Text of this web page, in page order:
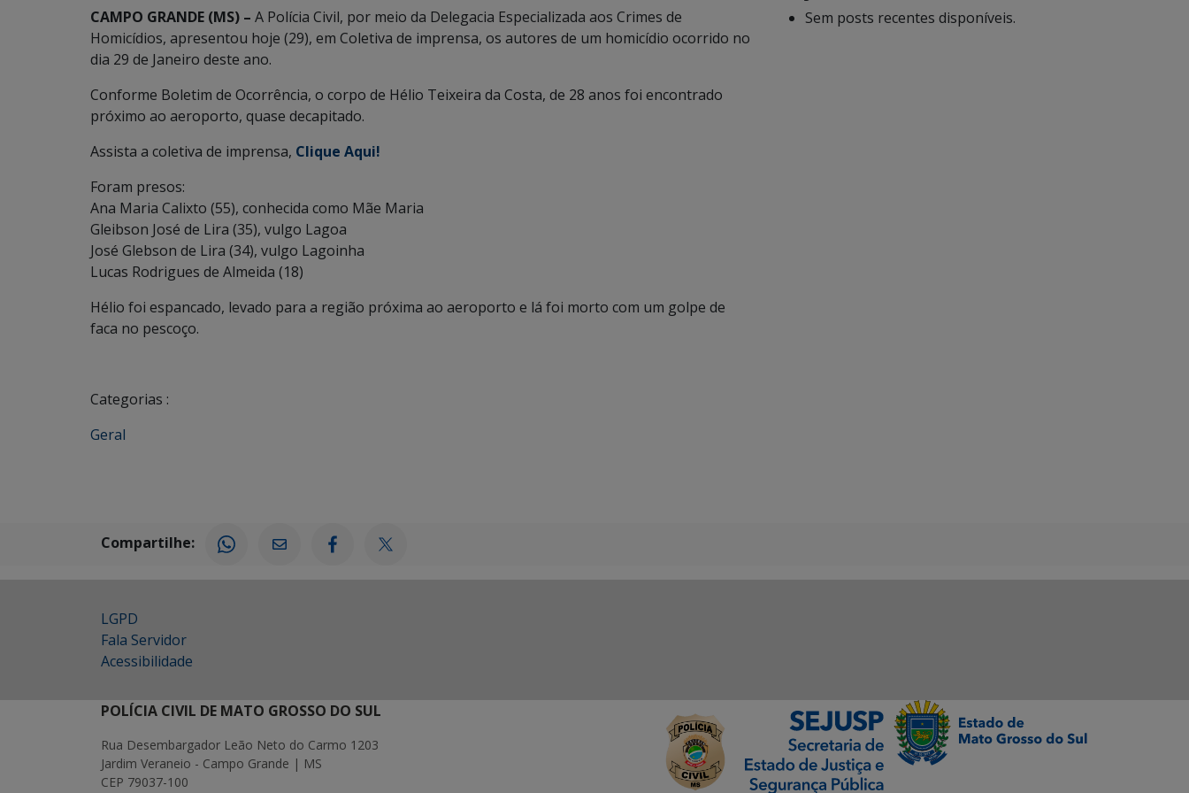
CAMPO GRANDE (MS) – A Polícia Civil, por meio da Delegacia Especializada aos Crimes de
Homicídios, apresentou hoje (29), em Coletiva de imprensa, os autores de um homicídio ocorrido no
dia 29 de Janeiro deste ano.
Conforme Boletim de Ocorrência, o corpo de Hélio Teixeira da Costa, de 28 anos foi encontrado
próximo ao aeroporto, quase decapitado.
Assista a coletiva de imprensa, Clique Aqui!
Foram presos:
Ana Maria Calixto (55), conhecida como Mãe Maria
Gleibson José de Lira (35), vulgo Lagoa
José Glebson de Lira (34), vulgo Lagoinha
Lucas Rodrigues de Almeida (18)
Hélio foi espancado, levado para a região próxima ao aeroporto e lá foi morto com um golpe de
faca no pescoço.
Categorias :
Geral
Sem posts recentes disponíveis.
Compartilhe:
LGPD
Fala Servidor
Acessibilidade
POLÍCIA CIVIL DE MATO GROSSO DO SUL
Rua Desembargador Leão Neto do Carmo 1203
Jardim Veraneio - Campo Grande | MS
CEP 79037-100